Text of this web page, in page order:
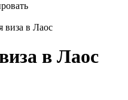
виза в Лаос
в Лаос